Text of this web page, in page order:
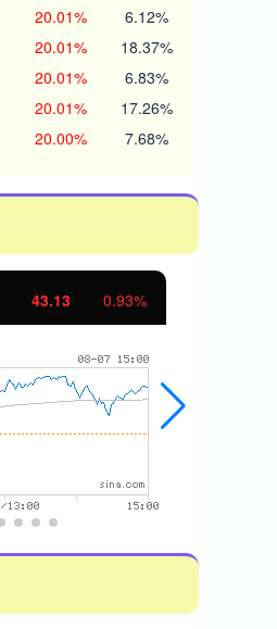
20.01% 6.12%
20.01% 18.37%
20.01% 6.83%
20.01% 17.26%
20.00% 7.68%
43.13 0.93%